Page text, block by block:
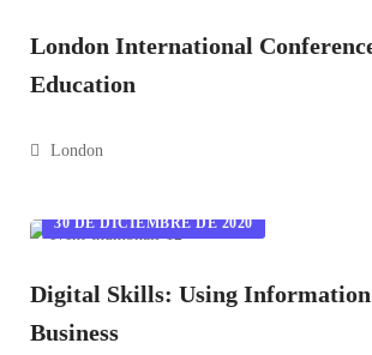
London International
Education
London
30 DE DICIEMBRE DE 2020
Digital Skills: Using
Business